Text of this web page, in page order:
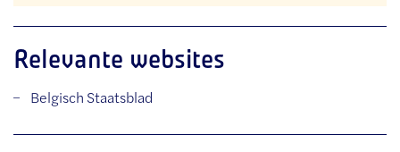
Relevante websites
Belgisch Staatsblad